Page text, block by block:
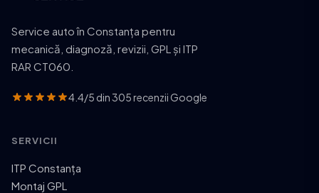
Service auto în Constanța pentru
mecanică, diagnoză, revizii, GPL și ITP
RAR CT060.
4.4/5 din 305 recenzii Google
SERVICII
ITP Constanța
Montaj GPL